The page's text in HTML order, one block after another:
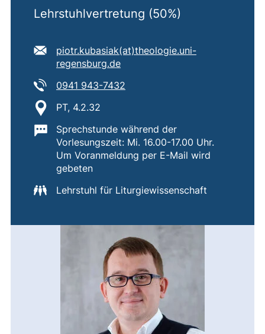
Lehrstuhlvertretung (50%)
E-Mail Adresse:
piotr.kubasiak​(at)​theologie.uni-
regensburg.de(öffnet Ihr E-Mail-Programm)
Tel:
0941 943-7432
Standort:
PT, 4.2.32
Wichtige Informationen:
Sprechstunde während der
Vorlesungszeit: Mi. 16.00-17.00 Uhr.
Um Voranmeldung per E-Mail wird
gebeten
Lehrstuhl für Liturgiewissenschaft